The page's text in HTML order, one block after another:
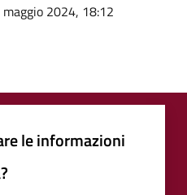
maggio 2024, 18:12
le informazioni